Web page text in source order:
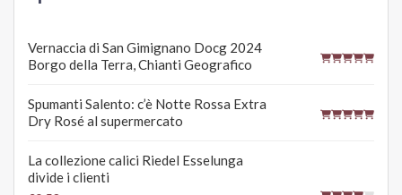
Vernaccia di San Gimignano Docg 2024
Borgo della Terra, Chianti Geografico
Spumanti Salento: c’è Notte Rossa Extra
Dry Rosé al supermercato
La collezione calici Riedel Esselunga
divide i clienti